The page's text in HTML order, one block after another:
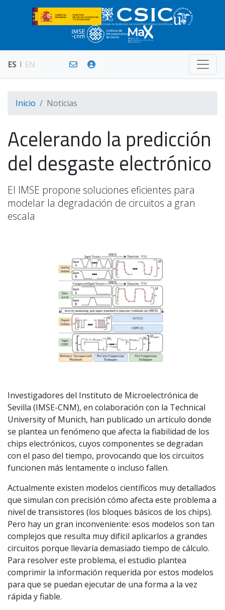
ES EN
Inicio Noticias
Acelerando la predicción
del desgaste electrónico
El IMSE propone soluciones eficientes para
modelar la degradación de circuitos a gran
escala
Investigadores del Instituto de Microelectrónica de
Sevilla (IMSE-CNM), en colaboración con la Technical
University of Munich, han publicado un artículo donde
se plantea un fenómeno que afecta la fiabilidad de los
chips electrónicos, cuyos componentes se degradan
con el paso del tiempo, provocando que los circuitos
funcionen más lentamente o incluso fallen.
Actualmente existen modelos científicos muy detallados
que simulan con precisión cómo afecta este problema a
nivel de transistores (los bloques básicos de los chips).
Pero hay un gran inconveniente: esos modelos son tan
complejos que resulta muy difícil aplicarlos a grandes
circuitos porque llevaría demasiado tiempo de cálculo.
Para resolver este problema, el estudio plantea
comprimir la información requerida por estos modelos
para que se puedan ejecutar de una forma a la vez
rápida y fiable.